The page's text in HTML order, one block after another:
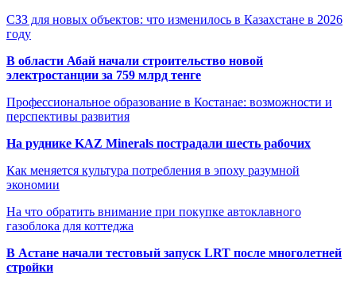
СЗЗ для новых объектов: что изменилось в Казахстане в 2026
году
В области Абай начали строительство новой
электростанции за 759 млрд тенге
Профессиональное образование в Костанае: возможности и
перспективы развития
На руднике KAZ Minerals пострадали шесть рабочих
Как меняется культура потребления в эпоху разумной
экономии
На что обратить внимание при покупке автоклавного
газоблока для коттеджа
В Астане начали тестовый запуск LRT после многолетней
стройки